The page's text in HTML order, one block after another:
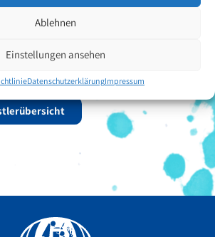
Ablehnen
Einstellungen ansehen
DatenschutzerklärungImpressum
der eine
verursachte und ihn zu einem
Ortiz (Stipendiat) traf. Er motivierte ihn
Facebook
YouTube
Instagram